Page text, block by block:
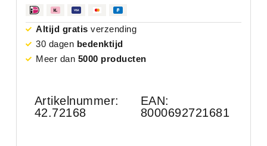
Altijd gratis verzending
30 dagen bedenktijd
Meer dan 5000 producten
Artikelnummer:
42.72168
EAN:
8000692721681